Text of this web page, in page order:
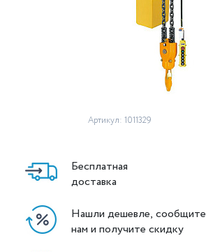
Артикул: 1011329
Бесплатная
доставка
Нашли дешевле, сообщите
нам и получите скидку